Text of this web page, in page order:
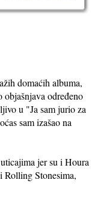
domaćih albuma,
objašnjava određeno
u "Ja sam jurio za
sam izašao na
jer su i Houra
Stonesima,